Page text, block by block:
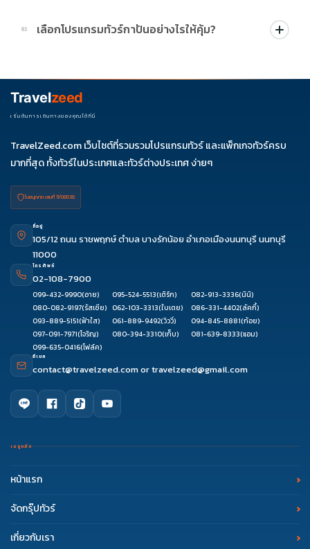
บางโปรแกรมมีโปรผ่อน 0% หรือโปรโมชั่นบัตรเครดิตตามเงื่อนไขที่
บริษัทกำหนด สามารถดูสัญลักษณ์โปรโมชั่นในรายการทัวร์แต่ละ
03 เลือกโปรแกรมทัวร์กาปันอย่างไรให้คุ้ม?
ช่วงราคา ไม่ควรเทียบจากราคาต่ำสุดเพียงอย่างเดียว
Travelzeed
เริ่มต้นการเดินทางของคุณได้ที่นี่
TravelZeed.com เว็บไซต์ที่รวมรวมโปรแกรมทัวร์ และแพ็กเกจทัวร์ครบ
มากที่สุด ทั้งทัวร์ในประเทศและทัวร์ต่างประเทศ ง่ายๆ
ใบอนุญาต เลขที่ 11/08038
ที่อยู่
105/12 ถนน ราชพฤกษ์ ตำบล บางรักน้อย อำเภอเมืองนนทบุรี นนทบุรี
11000
โทรศัพท์
02-108-7900
099-432-9990(อาย) 095-524-5513(เติร์ก) 082-913-3336(นินิ)
080-082-9197(รัสเซีย) 062-103-3313(ใบเตย) 086-331-4402(ลัคกี้)
093-889-5151(ฟ้าใส) 061-889-9492(วิววี่) 094-845-8881(ก้อย)
097-091-7971(โจริญ) 080-394-3310(เก็บ) 081-639-8333(แอม)
099-635-0416(โฟล์ค)
อีเมล
contact@travelzeed.comortravelzeed@gmail.com
เมนูหลัก
หน้าแรก
จัดกรุ๊ปทัวร์
เกี่ยวกับเรา